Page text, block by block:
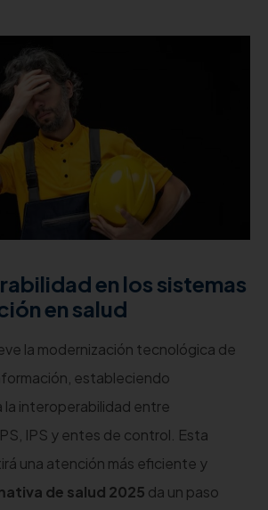
en los sistemas
en salud
la modernización tecnológica de
estableciendo
la interoperabilidad entre
IPS y entes de control. Esta
una atención más eficiente y
de salud 2025 da un paso